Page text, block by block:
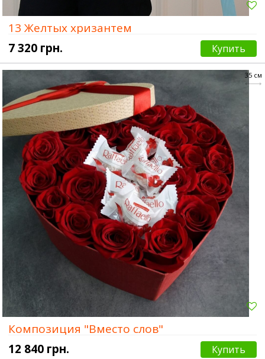
13 Желтых хризантем
7 320 грн.
Купить
35 см
Композиция "Вместо слов"
12 840 грн.
Купить